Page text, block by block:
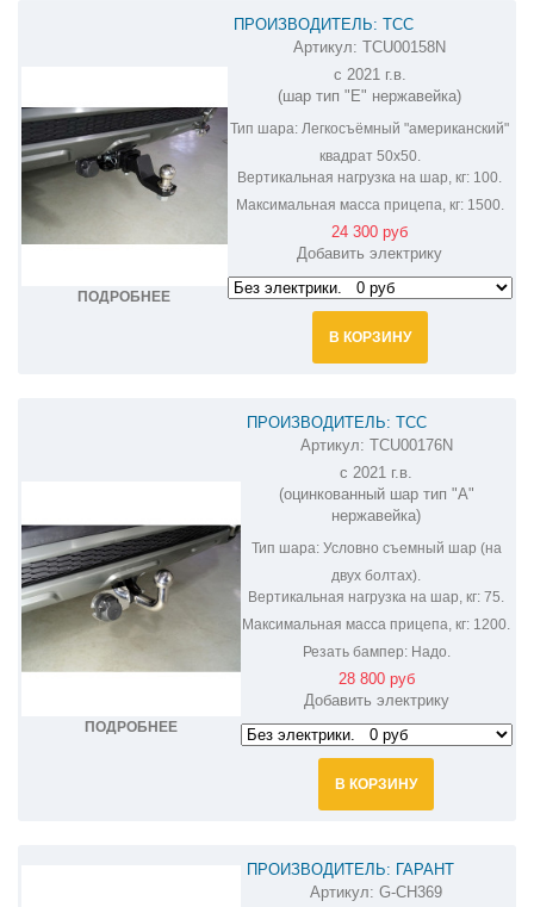
ПОДРОБНЕЕ
ПРОИЗВОДИТЕЛЬ: ТСС
ФАРКОП НА CHERY TIGGO 8 PRO
TCU00158N
Артикул: TCU00158N
с 2021 г.в.
(шар тип "E" нержавейка)
Тип шара: Легкосъёмный "американский"
квадрат 50х50.
Вертикальная нагрузка на шар, кг: 100.
Максимальная масса прицепа, кг:1500.
24 300 руб
Добавить электрику
В КОРЗИНУ
ПОДРОБНЕЕ
ПРОИЗВОДИТЕЛЬ: ТСС
ФАРКОП НА CHERY TIGGO 8 PRO
TCU00176N
Артикул: TCU00176N
с 2021 г.в.
(оцинкованный шар тип "A"
нержавейка)
Тип шара:Условно съемный шар (на
двух болтах).
Вертикальная нагрузка на шар, кг: 75.
Максимальная масса прицепа, кг: 1200.
Резать бампер:Надо.
28 800 руб
Добавить электрику
В КОРЗИНУ
ПРОИЗВОДИТЕЛЬ: ГАРАНТ
ФАРКОП НА CHERY TIGGO 8 PRO G-
Артикул: G-CH369